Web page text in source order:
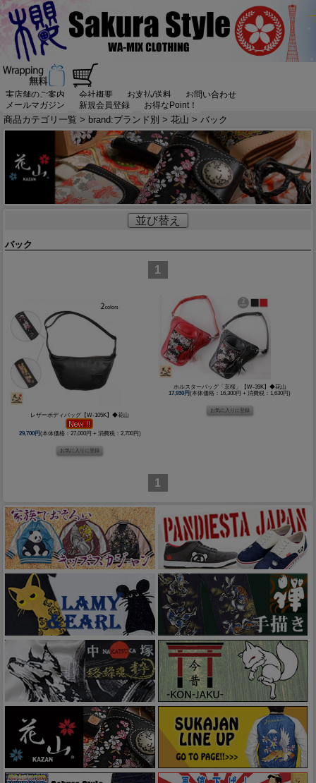
実店舗のご案内 会社概要 お支払/送料
お問い合わせ
メールマガジン
新規会員登録 お得なPoint！
商品カテゴリ一覧 > brand:ブランド別 > 花山 > バック
並び替え
バック
1
レザーボディバッグ【W-105K】◆花山
29,700円(本体価格：27,000円 + 消費税：2,700円)
ホルスターバッグ「京桜」【W-39K】◆花山
17,930円(本体価格：16,300円 + 消費税：1,630円)
1